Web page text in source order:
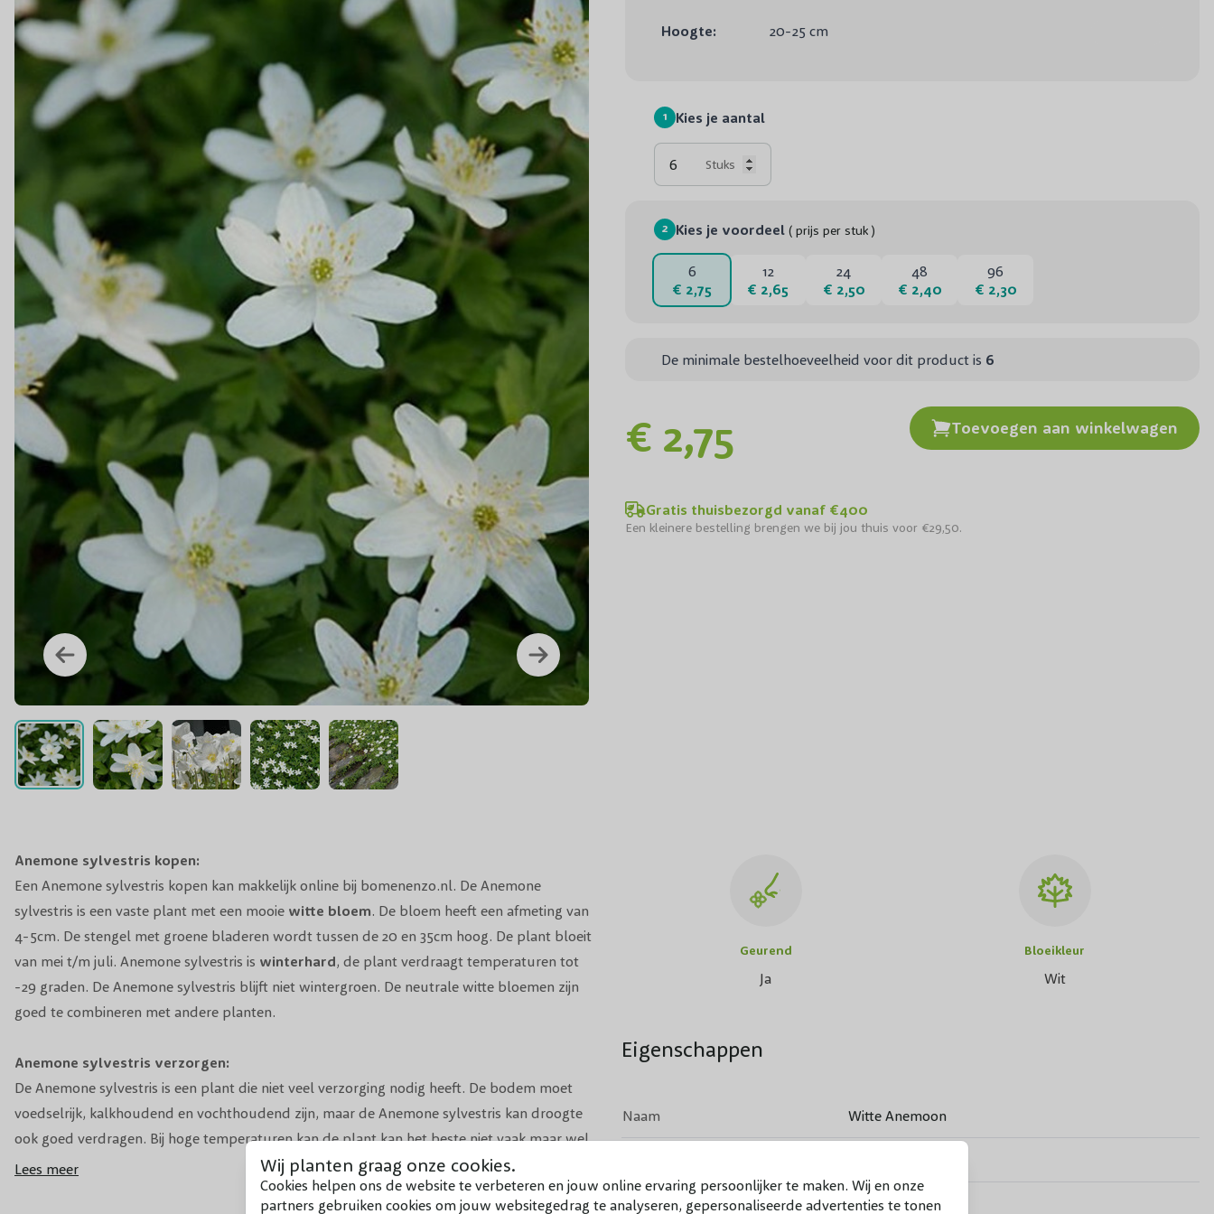
Wij planten graag onze cookies.
Cookies helpen ons de website te verbeteren en jouw online ervaring persoonlijker te maken. Wij en onze
partners gebruiken cookies om jouw websitegedrag te analyseren, gepersonaliseerde advertenties te tonen
Hoogte: 20-25 cm
1 Kies je aantal
Stuks
2 Kies je voordeel ( prijs per stuk )
96
€ 2,30
48
€ 2,40
24
€ 2,50
12
€ 2,65
6
€ 2,75
De minimale bestelhoeveelheid voor dit product is 6
€ 2,75 Toevoegen aan winkelwagen
Gratis thuisbezorgd vanaf €400
Een kleinere bestelling brengen we bij jou thuis voor €29,50.
Anemone sylvestris kopen:
Een Anemone sylvestris kopen kan makkelijk online bij bomenenzo.nl. De Anemone
sylvestris is een vaste plant met een mooie witte bloem. De bloem heeft een afmeting van
4-5cm. De stengel met groene bladeren wordt tussen de 20 en 35cm hoog. De plant bloeit
van mei t/m juli. Anemone sylvestris is winterhard, de plant verdraagt temperaturen tot
-29 graden. De Anemone sylvestris blijft niet wintergroen. De neutrale witte bloemen zijn
goed te combineren met andere planten.
Anemone sylvestris verzorgen:
De Anemone sylvestris is een plant die niet veel verzorging nodig heeft. De bodem moet
voedselrijk, kalkhoudend en vochthoudend zijn, maar de Anemone sylvestris kan droogte
ook goed verdragen. Bij hoge temperaturen kan de plant kan het beste niet vaak maar wel
lang besproeid worden om zo de plant te stimuleren zelf water in de grond te zoeken. De
wortels van de plant ontwikkelen zo sneller.
Lees meer
Geurend
Ja
Bloeikleur
Wit
Eigenschappen
Naam Witte Anemoon
Bloeiperiode Mei, Juni, Juli